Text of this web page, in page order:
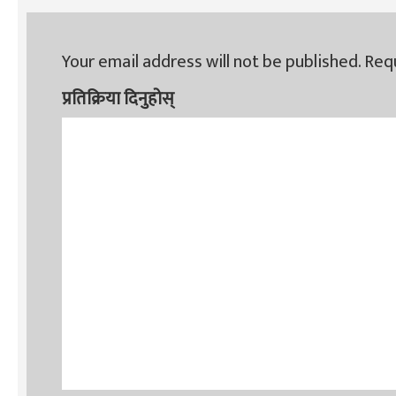
Your email address will not be published.
प्रतिक्रिया दिनुहोस्